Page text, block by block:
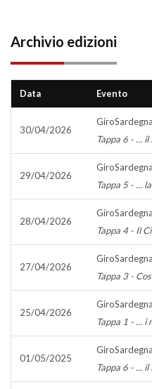
Archivio edizioni
Data Evento
30/04/2026
GiroSardegna
Tappa 6 - …
29/04/2026
GiroSardegna
Tappa 5 - …
28/04/2026
GiroSardegna
Tappa 4 - Il
27/04/2026
GiroSardegna
Tappa 3 -
25/04/2026
GiroSardegna
Tappa 1 - … i
01/05/2025
GiroSardegna
Tappa 6 - ...